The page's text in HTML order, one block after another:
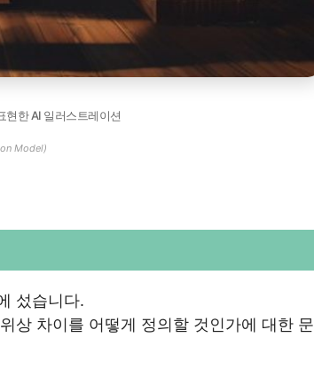
현한 AI 일러스트레이션
Model)
섰습니다.
상 차이를 어떻게 정의할 것인가에 대한 문